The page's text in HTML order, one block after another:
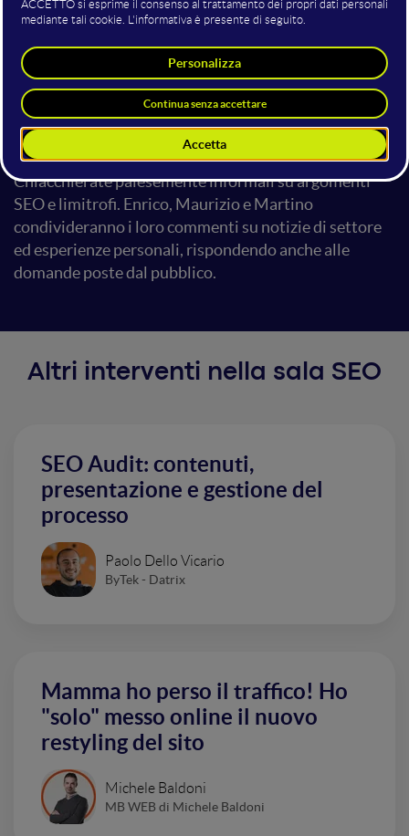
SEO
Versione live del format
"SEO Sarcazzo"
Direttamente dagli Hangouts On Air, SEO Sarcazzo
sbarca dal vivo al Web Marketing Festival.
Chiacchierate palesemente informali su argomenti
SEO e limitrofi. Enrico, Maurizio e Martino
condivideranno i loro commenti su notizie di settore
ed esperienze personali, rispondendo anche alle
domande poste dal pubblico.
Altri interventi nella sala SEO
SEO Audit: contenuti,
presentazione e gestione del
processo
Paolo Dello Vicario
ByTek - Datrix
Mamma ho perso il traffico! Ho
"solo" messo online il nuovo
restyling del sito
Michele Baldoni
MB WEB di Michele Baldoni